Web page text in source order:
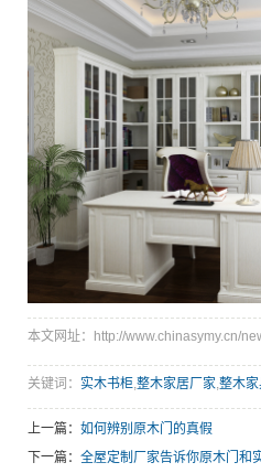
本文网址：http://www.chinasymy.cn/
关键词： 实木书柜,整木家居厂家,整木
上一篇： 如何辨别原木门的真假
下一篇： 全屋定制厂家告诉你原木门和